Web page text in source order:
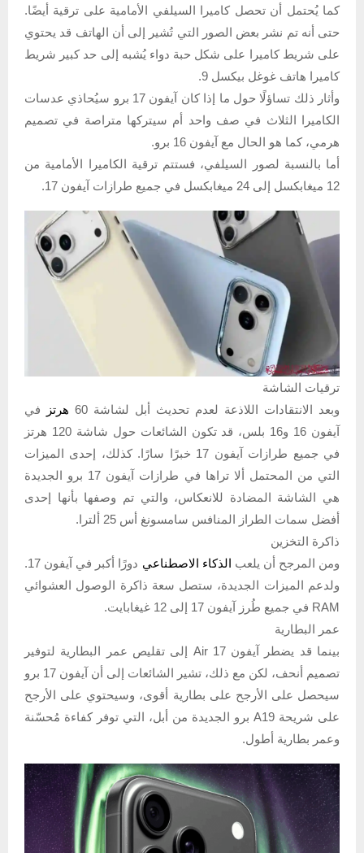
كما يُحتمل أن تحصل كاميرا السيلفي الأمامية على ترقية أيضًا.
حتى أنه تم نشر بعض الصور التي تُشير إلى أن الهاتف قد يحتوي
على شريط كاميرا على شكل حبة دواء يُشبه إلى حد كبير شريط
كاميرا هاتف غوغل بيكسل 9.
وأثار ذلك تساؤلًا حول ما إذا كان آيفون 17 برو سيُحاذي عدسات
الكاميرا الثلاث في صف واحد أم سيتركها متراصة في تصميم
هرمي، كما هو الحال مع آيفون 16 برو.
أما بالنسبة لصور السيلفي، فستتم ترقية الكاميرا الأمامية من
12 ميغابكسل إلى 24 ميغابكسل في جميع طرازات آيفون 17.
ترقيات الشاشة
وبعد الانتقادات اللاذعة لعدم تحديث أبل لشاشة 60
هرتز
في
آيفون 16 و16 بلس، قد تكون الشائعات حول شاشة 120 هرتز
في جميع طرازات آيفون 17 خبرًا سارًا. كذلك، إحدى الميزات
التي من المحتمل ألا تراها في طرازات آيفون 17 برو الجديدة
هي الشاشة المضادة للانعكاس، والتي تم وصفها بأنها إحدى
أفضل سمات الطراز المنافس سامسونغ أس 25 ألترا.
ذاكرة التخزين
ومن المرجح أن يلعب الذكاء الاصطناعي
دورًا أكبر في آيفون 17.
ولدعم الميزات الجديدة، ستصل سعة ذاكرة الوصول العشوائي
RAM في جميع طُرز آيفون 17 إلى 12 غيغابايت.
عمر البطارية
بينما قد يضطر آيفون 17 Air إلى تقليص عمر البطارية لتوفير
تصميم أنحف، لكن مع ذلك، تشير الشائعات إلى أن آيفون 17 برو
سيحصل على الأرجح على بطارية أقوى، وسيحتوي على الأرجح
على شريحة A19 برو الجديدة من أبل، التي توفر كفاءة مُحسّنة
وعمر بطارية أطول.